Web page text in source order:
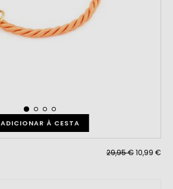
ADICIONAR À CESTA
29,95 €10,99 €